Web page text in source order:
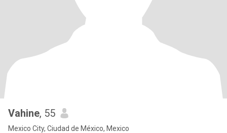
Vahine, 55
Mexico City, Ciudad de México, Mexico